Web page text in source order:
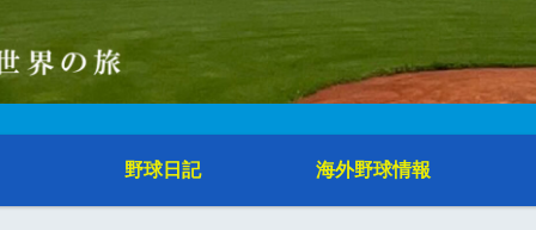
野球日記 海外野球情報